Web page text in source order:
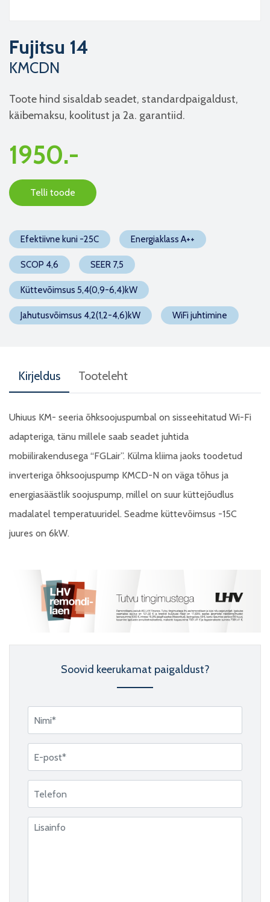
Fujitsu 14
KMCDN
Toote hind sisaldab seadet, standardpaigaldust,
käibemaksu, koolitust ja 2a. garantiid.
1950.-
Telli toode
Efektiivne kuni -25C Energiaklass A++
SCOP 4,6 SEER 7,5
Küttevõimsus 5,4(0,9-6,4)kW
Jahutusvõimsus 4,2(1,2-4,6)kW WiFi juhtimine
Kirjeldus Tooteleht
Uhiuus KM- seeria õhksoojuspumbal on sisseehitatud Wi-Fi
adapteriga, tänu millele saab seadet juhtida
mobiilirakendusega “FGLair”. Külma kliima jaoks toodetud
inverteriga õhksoojuspump KMCD-N on väga tõhus ja
energiasäästlik soojuspump, millel on suur küttejõudlus
madalatel temperatuuridel. Seadme küttevõimsus -15C
juures on 6kW.
Soovid keerukamat paigaldust?